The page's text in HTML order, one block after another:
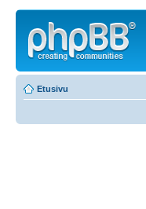
Etusivu